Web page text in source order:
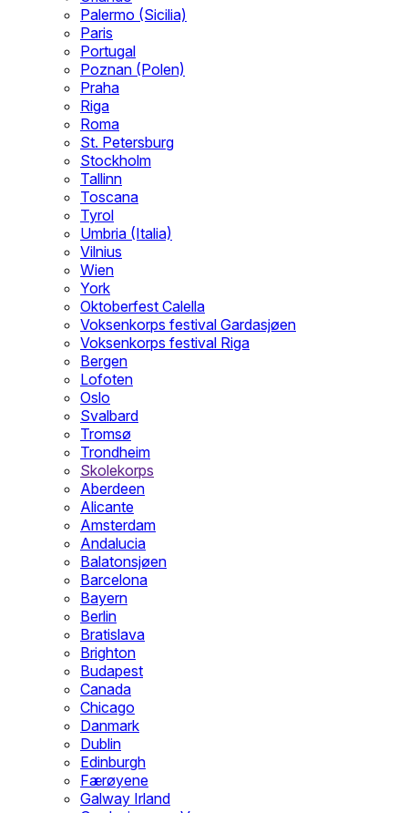
Palermo (Sicilia)
Paris
Portugal
Poznan (Polen)
Praha
Riga
Roma
St. Petersburg
Stockholm
Tallinn
Toscana
Tyrol
Umbria (Italia)
Vilnius
Wien
York
Oktoberfest Calella
Voksenkorps festival Gardasjøen
Voksenkorps festival Riga
Bergen
Lofoten
Oslo
Svalbard
Tromsø
Trondheim
Skolekorps
Aberdeen
Alicante
Amsterdam
Andalucia
Balatonsjøen
Barcelona
Bayern
Berlin
Bratislava
Brighton
Budapest
Canada
Chicago
Danmark
Dublin
Edinburgh
Færøyene
Galway Irland